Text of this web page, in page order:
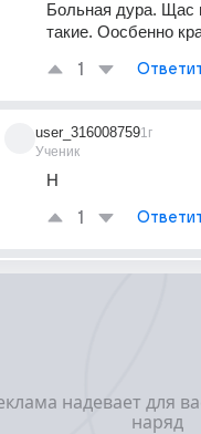
Больная дура. Щас
такие. Оосбенно
1
user_316008759
Ученик
1г
H
1